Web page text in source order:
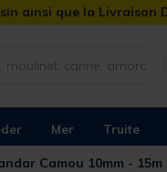
ainsi que la Livraison
Mer Truite
Camou 10mm - 15m